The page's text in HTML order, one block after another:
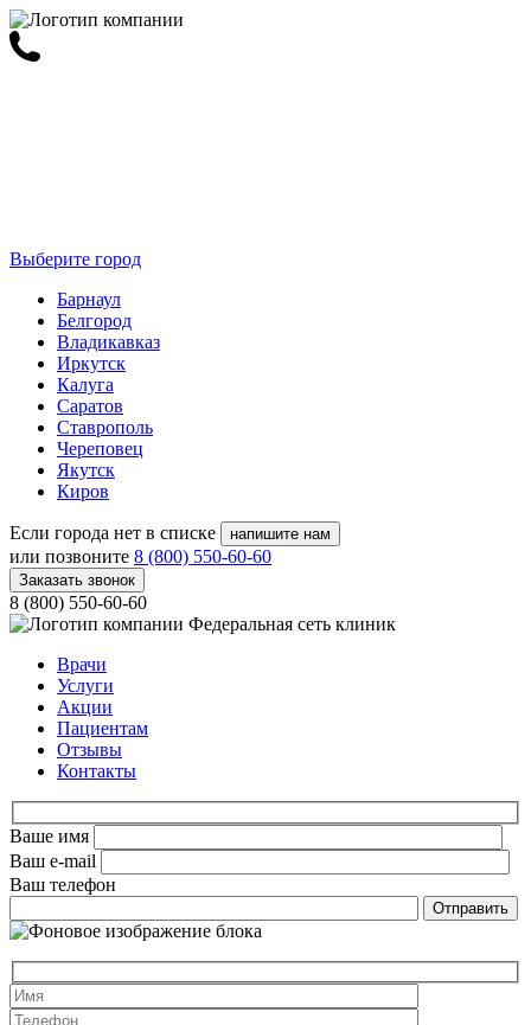
Выберите город
Барнаул
Белгород
Владикавказ
Иркутск
Калуга
Саратов
Ставрополь
Череповец
Якутск
Киров
Если города нет в списке напишите нам
или позвоните 8 (800) 550-60-60
Заказать звонок
8 (800) 550-60-60
Федеральная сеть клиник
Врачи
Услуги
Акции
Пациентам
Отзывы
Контакты
Ваше имя
Ваш e-mail
Ваш телефон